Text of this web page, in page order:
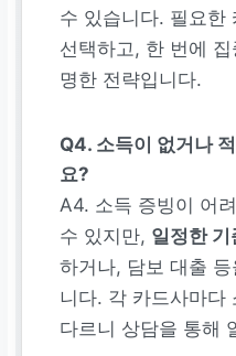
수 있습니다. 필요한
선택하고, 한 번에
명한 전략입니다.
Q4. 소득이 없거나
요?
A4. 소득 증빙이 어
수 있지만, 일정한 기
하거나, 담보 대출
니다. 각 카드사마다
다르니 상담을 통해